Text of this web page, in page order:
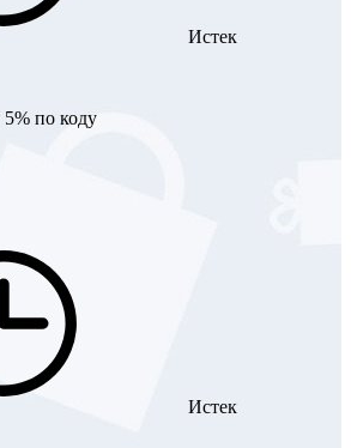
Истек
по коду
Истек